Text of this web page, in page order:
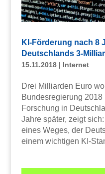
KI-Förderung nach 8
Deutschlands 3-
15.11.2018| Internet
Drei Milliarden Euro
Bundesregierung
Forschung in
Jahre später, zeigt
eines Weges, der
einem wichtigen KI-